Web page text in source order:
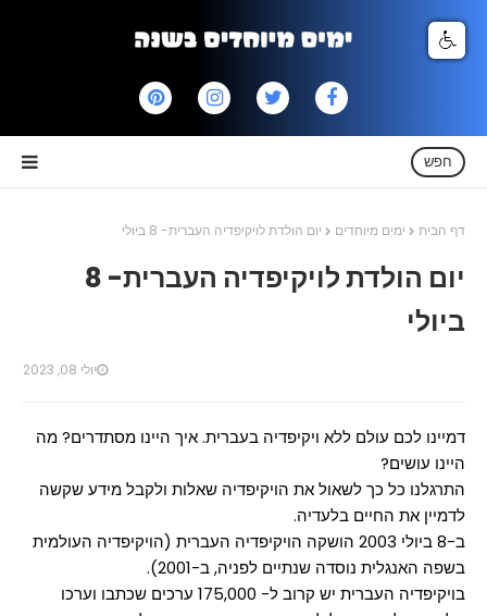
חפש
דף הבית ימים מיוחדים יום הולדת לויקיפדיה העברית- 8 ביולי
יום הולדת לויקיפדיה העברית- 8
ביולי
יולי 08, 2023
דמיינו לכם עולם ללא ויקיפדיה בעברית. איך היינו מסתדרים? מה
היינו עושים?
התרגלנו כל כך לשאול את הויקיפדיה שאלות ולקבל מידע שקשה
לדמיין את החיים בלעדיה.
ב-8 ביולי 2003 הושקה הויקיפדיה העברית (הויקיפדיה העולמית
בשפה האנגלית נוסדה שנתיים לפניה, ב-2001).
בויקיפדיה העברית יש קרוב ל- 175,000 ערכים שכתבו וערכו